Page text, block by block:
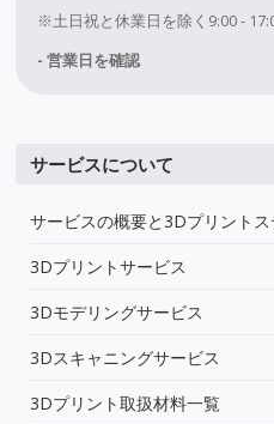
※土日祝と休業日を除く9:00 -
- 営業日を確認
サービスについて
サービスの概要と3Dプリント
3Dプリントサービス
3Dモデリングサービス
3Dスキャニングサービス
3Dプリント取扱材料一覧